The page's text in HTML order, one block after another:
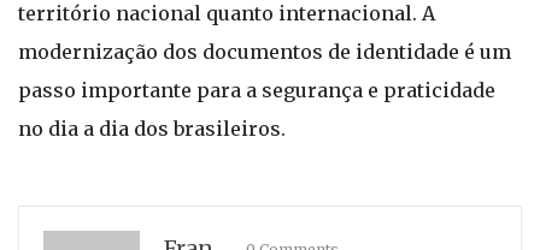
território nacional quanto internacional. A
modernização dos documentos de identidade é um
passo importante para a segurança e praticidade
no dia a dia dos brasileiros.